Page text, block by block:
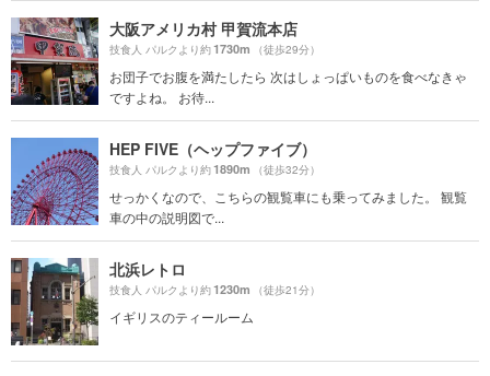
大阪アメリカ村 甲賀流本店
技食人 パルクより約1730m （徒歩29分）
お団子でお腹を満たしたら 次はしょっぱいものを食べなきゃ
ですよね。 お待...
HEP FIVE（ヘップファイブ）
技食人 パルクより約1890m （徒歩32分）
せっかくなので、こちらの観覧車にも乗ってみました。 観覧
車の中の説明図で...
北浜レトロ
技食人 パルクより約1230m （徒歩21分）
イギリスのティールーム